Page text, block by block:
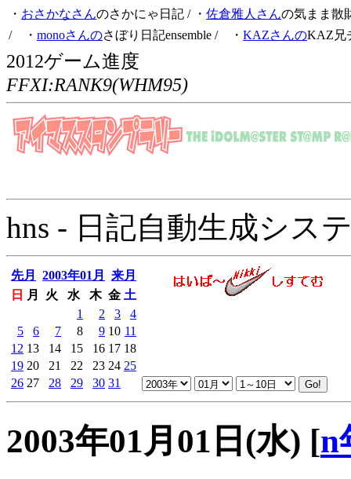
・ おさかなさんのさかにゃ日記 / ・ 佐倉雅人さんの気まま散
/ ・ monoさんのさぼり日記ensemble / ・ KAZさんのKAZ兄
2012ゲーム進度
FFXI:RANK9(WHM95)
hns - 日記自動生成シス
先月 2003年01月
来月
日
月 火 水 木 金 土
1
2 3
4
5
6 7 8 9 10 11
12 13 14 15 16 17 18
19 20 21 22 23 24 25
26 27 28 29 30 31
2003年01月01日(水) [n